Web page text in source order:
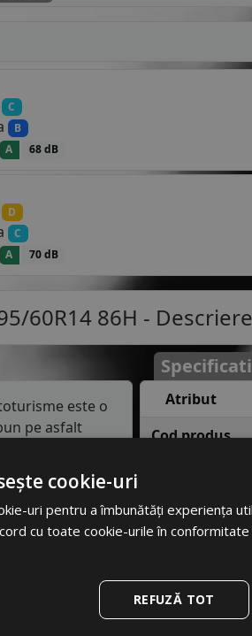
C
B
A 68 dB
D
C
A 70 dB
60R14 86H -
este o
pe asfalt
sau
verii, vor
scade
confirma ca
de
ca anvelopa
Atribut
Cod produs
Brand
Latime
Inaltime
cookie-uri
uri pentru a îmbunătăți experiența
cu toate cookie-urile în
REFUZĂ TOT